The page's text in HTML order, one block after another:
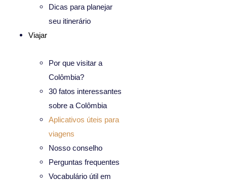
Dicas para planejar
seu itinerário
Viajar
Por que visitar a
Colômbia?
30 fatos interessantes
sobre a Colômbia
Aplicativos úteis para
viagens
Nosso conselho
Perguntas frequentes
Vocabulário útil em